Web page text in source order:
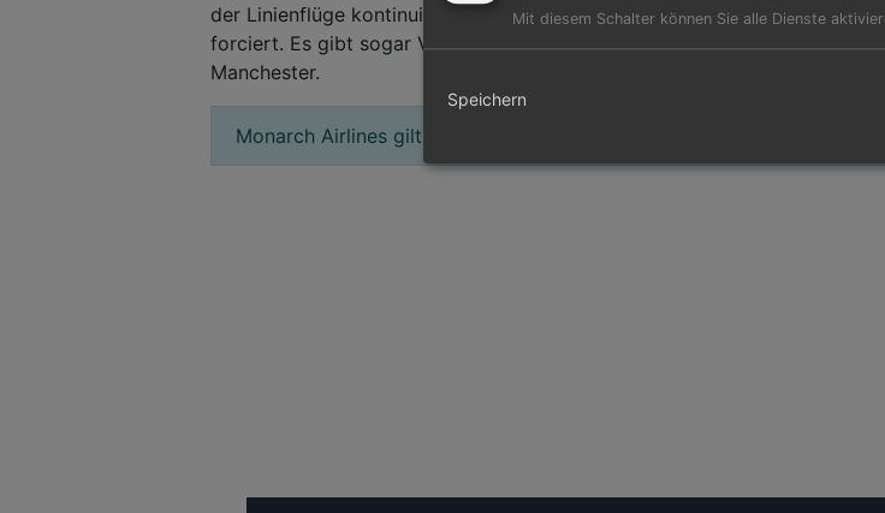
der Linienflüge kontinuierlich. Der Wechsel wurde in 2014 noch einmal
forciert. Es gibt sogar Verbindungen von Deutschland nach London und
Manchester.
Monarch Airlines gilt als
Mit diesem Schalter können Sie alle Dienste
Speichern